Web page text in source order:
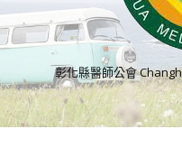
彰化縣醫師公會